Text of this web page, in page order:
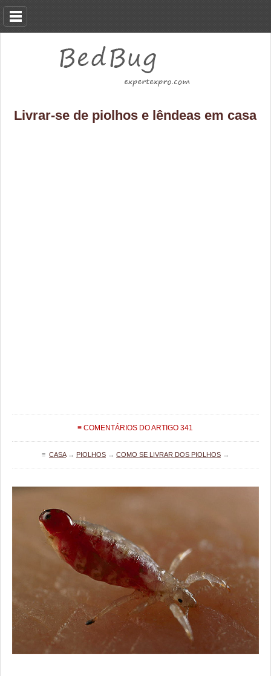
Livrar-se de piolhos e lêndeas em casa
≡ COMENTÁRIOS DO ARTIGO 341
≡ CASA→ PIOLHOS→ COMO SE LIVRAR DOS PIOLHOS→